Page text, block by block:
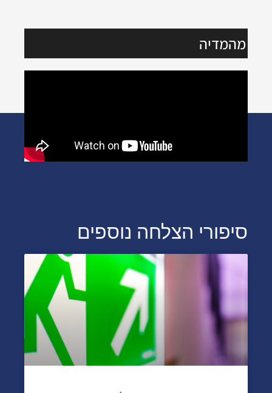
מהמדיה
סיפורי הצלחה נוספים